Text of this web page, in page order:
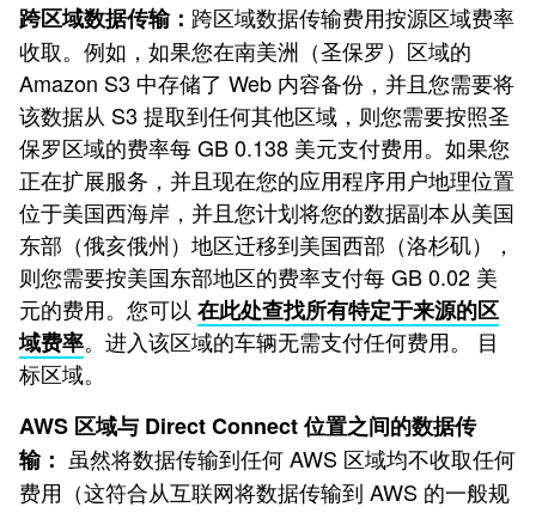
跨区域数据传输： 跨区域数据传输费用按源区域费率
收取。例如，如果您在南美洲（圣保罗）区域的
Amazon S3 中存储了 Web 内容备份，并且您需要将
该数据从 S3 提取到任何其他区域，则您需要按照圣
保罗区域的费率每 GB 0.138 美元支付费用。如果您
正在扩展服务，并且现在您的应用程序用户地理位置
位于美国西海岸，并且您计划将您的数据副本从美国
东部（俄亥俄州）地区迁移到美国西部（洛杉矶），
则您需要按美国东部地区的费率支付每 GB 0.02 美
元的费用。您可以 在此处查找所有特定于来源的区
域费率。进入该区域的车辆无需支付任何费用。 目
标区域。
AWS 区域与 Direct Connect 位置之间的数据传
输： 虽然将数据传输到任何 AWS 区域均不收取任何
费用（这符合从互联网将数据传输到 AWS 的一般规